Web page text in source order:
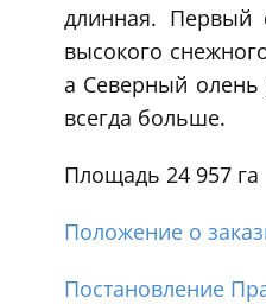
длинная. Первый
высокого
а Северный олень
всегда больше.
Площадь 24 957 га
Положение о
Постановление